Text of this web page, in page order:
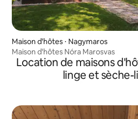
Maison d'hôtes ⋅ Nagymaros
Maison d'hôtes Nóra Marosvas
Location de maisons
linge et sèche-